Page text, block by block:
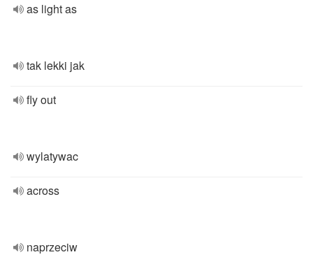
as light as
tak lekki jak
fly out
wylatywac
across
naprzeciw